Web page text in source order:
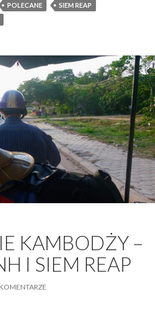
POLECANE
SIEM REAP
KAMBODŻY –
I SIEM REAP